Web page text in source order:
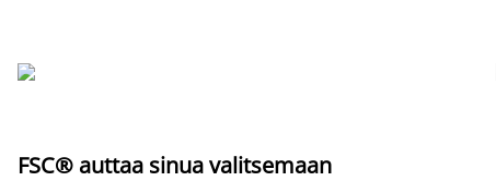
FSC® auttaa sinua valitsemaan